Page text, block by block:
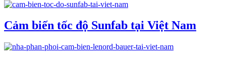
Cảm biến tốc độ Sunfab tại Việt Nam